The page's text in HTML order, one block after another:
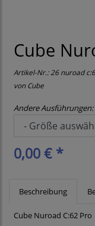
Cube
Artikel-Nr.:26 nuroad
vonCube
Andere Ausführungen:
0,00 € *
Beschreibung
Cube Nuroad C:62 Pro